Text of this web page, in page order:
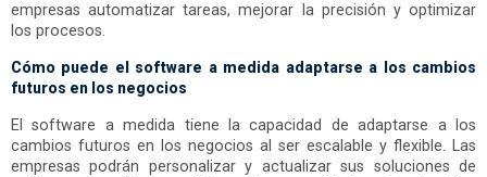
empresas automatizar tareas, mejorar la precisión y optimizar
los procesos.
Cómo puede el software a medida adaptarse a los cambios
futuros en los negocios
El software a medida tiene la capacidad de adaptarse a los
cambios futuros en los negocios al ser escalable y flexible. Las
empresas podrán personalizar y actualizar sus soluciones de